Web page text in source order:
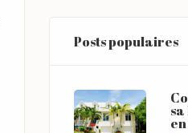
Posts populaires